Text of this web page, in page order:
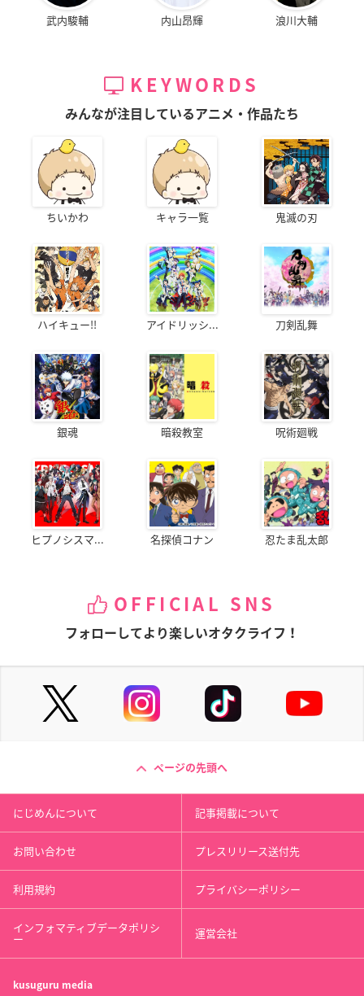
武内駿輔 内山昂輝 浪川大輔
KEYWORDS
みんなが注目しているアニメ・作品たち
ちいかわ キャラ一覧 鬼滅の刃
ハイキュー!! アイドリッシ... 刀剣乱舞
銀魂 暗殺教室 呪術廻戦
ヒプノシスマ... 名探偵コナン 忍たま乱太郎
OFFICIAL SNS
フォローしてより楽しいオタクライフ！
ページの先頭へ
にじめんについて 記事掲載について
お問い合わせ プレスリリース送付先
利用規約 プライバシーポリシー
インフォマティブデータポリシ
ー 運営会社
kusuguru media